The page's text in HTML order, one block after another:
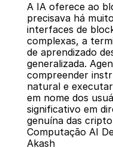
A IA oferece ao
precisava há
interfaces de
complexas, a
de aprendizado
generalizada.
compreender
natural e
em nome dos
significativo em
genuína das
Computação AI
Akash